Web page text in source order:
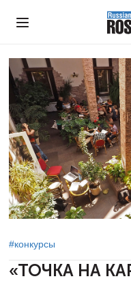
#конкурсы
«ТОЧКА НА